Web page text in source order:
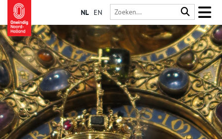
NL EN